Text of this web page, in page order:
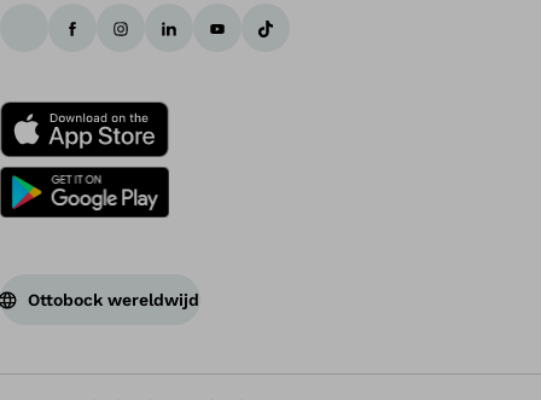
Ottobock wereldwijd